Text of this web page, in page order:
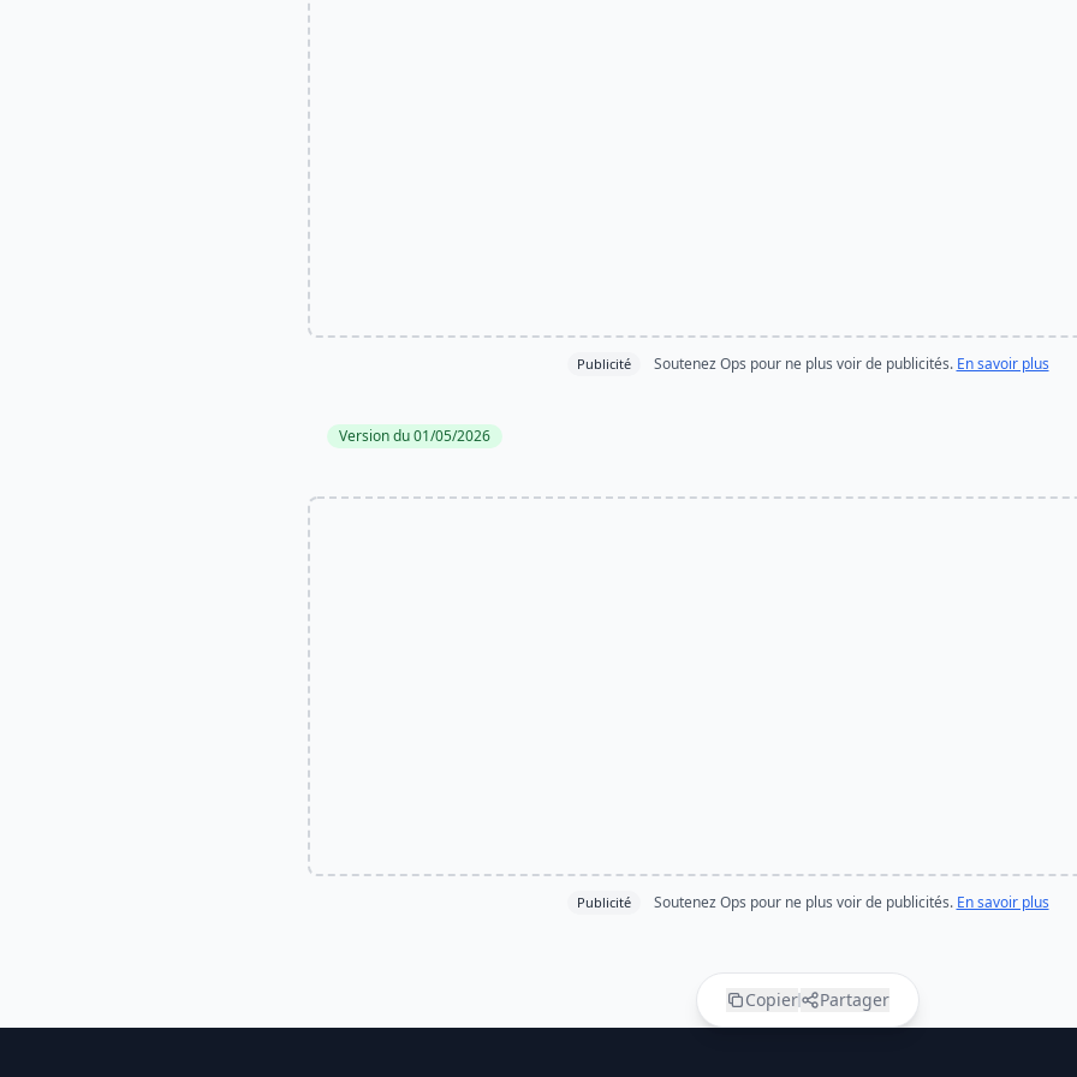
Publicité Soutenez Ops pour ne plus voir de publicités. En savoir plus
Version du 01/05/2026
Publicité Soutenez Ops pour ne plus voir de publicités. En savoir plus
Copier Partager